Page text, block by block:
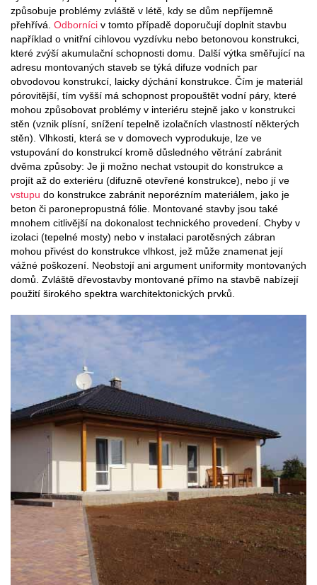
způsobuje problémy zvláště v létě, kdy se dům nepříjemně
přehřívá. Odborníci v tomto případě doporučují doplnit stavbu
například o vnitřní cihlovou vyzdívku nebo betonovou konstrukci,
které zvýší akumulační schopnosti domu. Další výtka směřující na
adresu montovaných staveb se týká difuze vodních par
obvodovou konstrukcí, laicky dýchání konstrukce. Čím je materiál
pórovitější, tím vyšší má schopnost propouštět vodní páry, které
mohou způsobovat problémy v interiéru stejně jako v konstrukci
stěn (vznik plísní, snížení tepelně izolačních vlastností některých
stěn). Vlhkosti, která se v domovech vyprodukuje, lze ve
vstupování do konstrukcí kromě důsledného větrání zabránit
dvěma způsoby: Je ji možno nechat vstoupit do konstrukce a
projít až do exteriéru (difuzně otevřené konstrukce), nebo jí ve
vstupu do konstrukce zabránit neporézním materiálem, jako je
beton či paronepropustná fólie. Montované stavby jsou také
mnohem citlivější na dokonalost technického provedení. Chyby v
izolaci (tepelné mosty) nebo v instalaci parotěsných zábran
mohou přivést do konstrukce vlhkost, jež může znamenat její
vážné poškození. Neobstojí ani argument uniformity montovaných
domů. Zvláště dřevostavby montované přímo na stavbě nabízejí
použití širokého spektra warchitektonických prvků.